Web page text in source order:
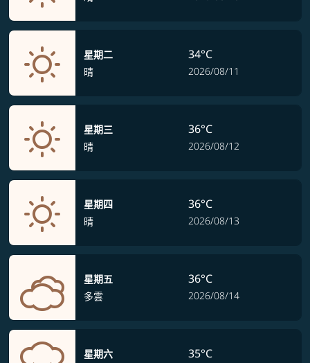
星期二
晴
34°C
2026/08/11
星期三
晴
36°C
2026/08/12
星期四
晴
36°C
2026/08/13
星期五
多雲
36°C
2026/08/14
星期六
35°C